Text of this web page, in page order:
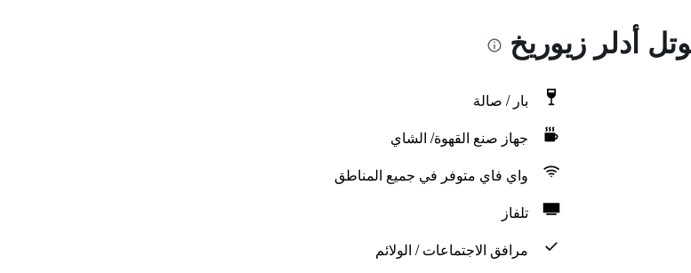
أدلر زيوريخ
بار / صالة
جهاز صنع القهوة/ الشاي
واي فاي متوفر في جميع المناطق
تلفاز
مرافق الاجتماعات / الولائم